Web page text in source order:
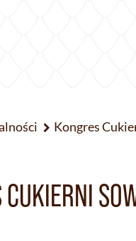
Kongres
CUKIERNI